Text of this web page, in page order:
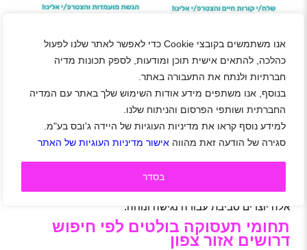
אנו משתמשים בקובצי Cookie כדי לאפשר לאתר שלנו לפעול
כהלכה, להתאים אישית תוכן ומודעות, לספק תכונות מדיה
חברתיות ולנתח את התעבורה באתר.
בנוסף, אנו משתפים מידע אודות השימוש שלך באתר עם המדיה
החברתית ושותפי הפרסום והניתוח שלנו.
למידע נוסף קראו את מדיניות העוגיות של היידה ג'ובס בע"מ.
סגירה של הודעה זאת מהווה אישור מדיניות העוגיות של האתר
בסדר
ההשקעות למוקד בצק
פוסט חיפה לחברת השקעות מובילה
למה שווה לחפש משרות דרושים באזור
הצפון?
טכנולוגיה, לוגיסטיקה, חינוך, תיירות וחקלאות. יותר ויותר חברות
בוחרות לפתוח שלוחות בצפון מתוך מטרה ליהנות מעלויות
גם תשתיות התחבורה נמצאות בשדרוג מתמיד: קווי רכבת
חדשים, כבישים מהירים, שיפור הגישה בין ערים וכפרים – כל
אלה יוצרים סביבת עבודה נגישה ונוחה.
תחומי תעסוקה בולטים לפי חיפוש
דרושים אזור צפון